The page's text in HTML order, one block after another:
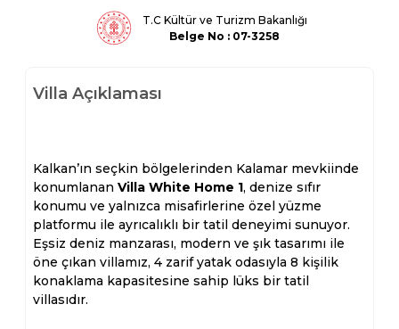
T.C Kültür ve Turizm Bakanlığı
Belge No : 07-3258
Villa Açıklaması
Kalkan’ın seçkin bölgelerinden Kalamar mevkiinde
konumlanan Villa White Home 1, denize sıfır
konumu ve yalnızca misafirlerine özel yüzme
platformu ile ayrıcalıklı bir tatil deneyimi sunuyor.
Eşsiz deniz manzarası, modern ve şık tasarımı ile
öne çıkan villamız, 4 zarif yatak odasıyla 8 kişilik
konaklama kapasitesine sahip lüks bir tatil
villasıdır.